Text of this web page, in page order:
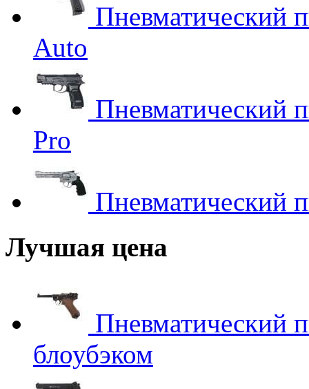
Пневматический
Auto
Пневматический
Pro
Пневматический
Лучшая цена
Пневматический
блоубэком